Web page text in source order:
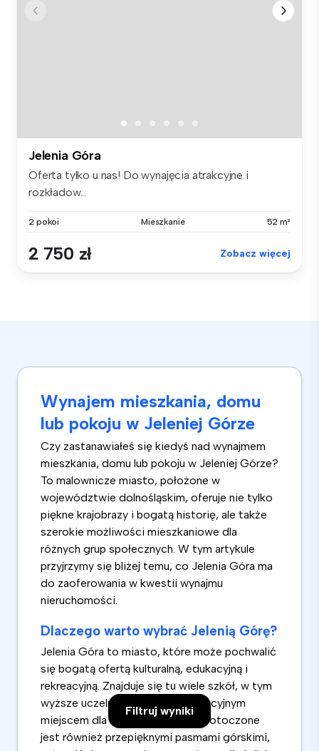
Filtruj wyniki
Jelenia Góra
Oferta tylko u nas! Do wynajęcia atrakcyjne i
rozkładow...
2 pokoi Mieszkanie 52 m²
2 750 zł Zobacz więcej
Wynajem mieszkania, domu
lub pokoju w Jeleniej Górze
Czy zastanawiałeś się kiedyś nad wynajmem
mieszkania, domu lub pokoju w Jeleniej Górze?
To malownicze miasto, położone w
województwie dolnośląskim, oferuje nie tylko
piękne krajobrazy i bogatą historię, ale także
szerokie możliwości mieszkaniowe dla
różnych grup społecznych. W tym artykule
przyjrzymy się bliżej temu, co Jelenia Góra ma
do zaoferowania w kwestii wynajmu
nieruchomości.
Dlaczego warto wybrać Jelenią Górę?
Jelenia Góra to miasto, które może pochwalić
się bogatą ofertą kulturalną, edukacyjną i
rekreacyjną. Znajduje się tu wiele szkół, w tym
wyższe uczelnie, co czyni je atrakcyjnym
miejscem dla studentów. Miasto otoczone
jest również przepięknymi pasmami górskimi,